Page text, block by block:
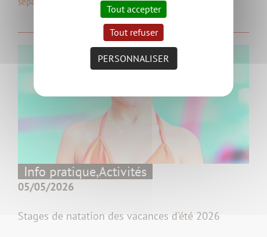
Info pratique,Activités
05/05/2026
Stages de natation des vacances d'été 2026
Tout accepter
Tout refuser
PERSONNALISER